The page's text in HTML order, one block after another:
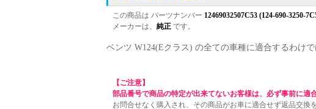
この商品は パーツナンバー 12469032507C53 (124-690-3250-
メーカーは、 純正です。
ベンツ W124(Eクラス) の全ての車種に適合するわけ
【ご注意】
部品番号で商品の特定が出来てないお客様は、必ず事前に適
お問合せなく購入され、その商品がお車に適合せず返品交換